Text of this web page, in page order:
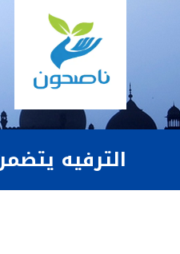
الترفيه